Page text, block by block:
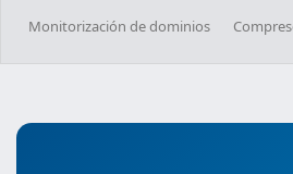
Monitorización de dominios